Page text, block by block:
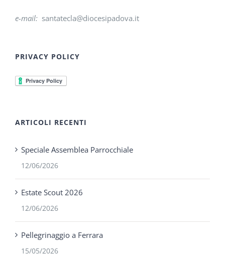
e-mail: santatecla@diocesipadova.it
PRIVACY POLICY
ARTICOLI RECENTI
Speciale Assemblea Parrocchiale
12/06/2026
Estate Scout 2026
12/06/2026
Pellegrinaggio a Ferrara
15/05/2026